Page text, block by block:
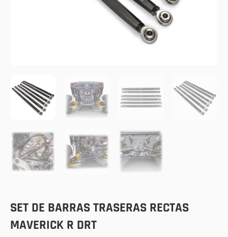
SET DE BARRAS TRASERAS RECTAS
MAVERICK R DRT